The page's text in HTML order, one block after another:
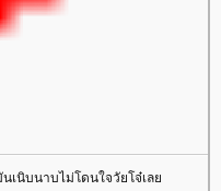
เนิบนาบไม่โดนใจวัยโจ๋เล